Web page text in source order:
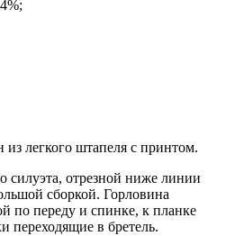
легкого штапеля с принтом.
силуэта, отрезной ниже линии
сборкой. Горловина
по переду и спинке, к планке
переходящие в бретель.